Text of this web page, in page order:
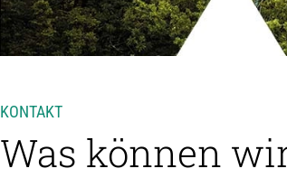
KONTAKT
Was können